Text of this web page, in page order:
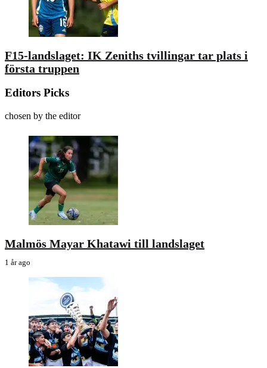
F15-landslaget: IK Zeniths tvillingar tar plats i
första truppen
Editors Picks
chosen by the editor
Malmös Mayar Khatawi till landslaget
1 år ago